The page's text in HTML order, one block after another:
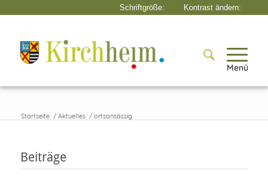
Menü
Startseite / Aktuelles / ortsansässig
Beiträge